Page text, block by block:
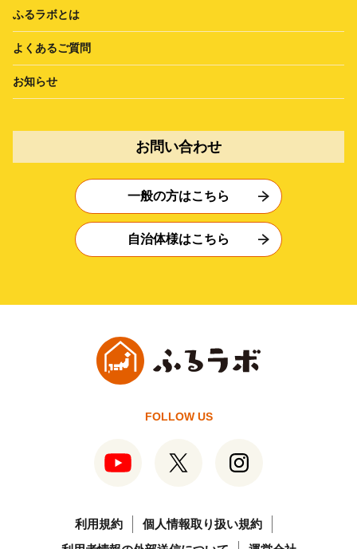
ふるラボとは
よくあるご質問
お知らせ
お問い合わせ
一般の方はこちら
自治体様はこちら
FOLLOW US
利用規約
個人情報取り扱い規約